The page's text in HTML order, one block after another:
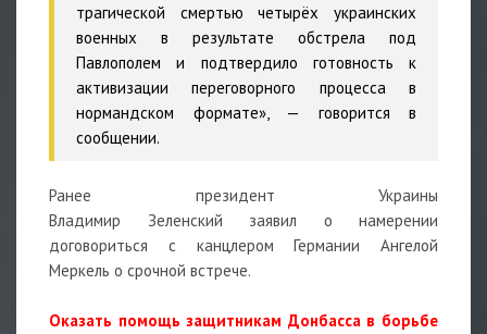
трагической смертью четырёх украинских
военных в результате обстрела под
Павлополем и подтвердило готовность к
активизации переговорного процесса в
нормандском формате», — говорится в
сообщении.
Ранее президент Украины
Владимир Зеленский заявил о намерении
договориться с канцлером Германии Ангелой
Меркель о срочной встрече.
Оказать помощь защитникам Донбасса в борьбе